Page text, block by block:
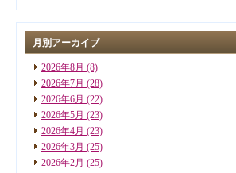
月別アーカイブ
2026年8月 (8)
2026年7月 (28)
2026年6月 (22)
2026年5月 (23)
2026年4月 (23)
2026年3月 (25)
2026年2月 (25)